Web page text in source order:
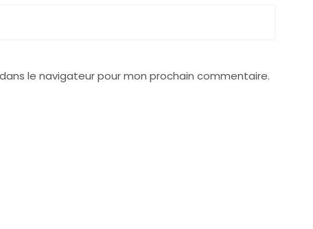
le navigateur pour mon prochain commentaire.